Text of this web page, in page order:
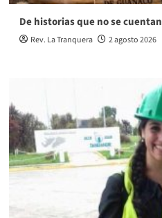
De historias que no se cuentan
Rev. La Tranquera 2 agosto 2026